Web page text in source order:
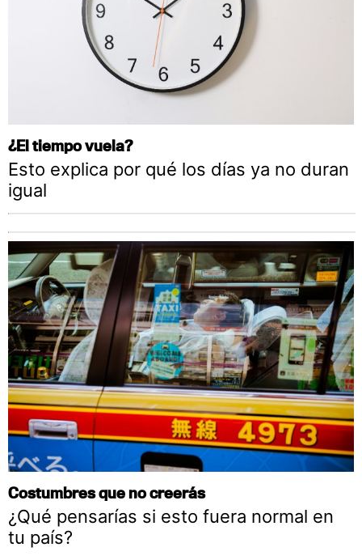
¿El tiempo vuela?
Esto explica por qué los días ya no duran
igual
Costumbres que no creerás
¿Qué pensarías si esto fuera normal en
tu país?